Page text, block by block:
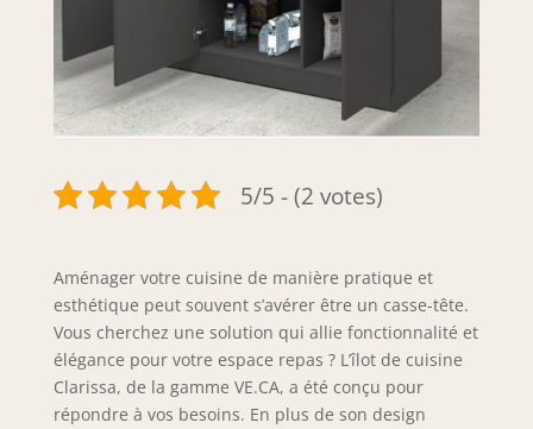
5/5 - (2 votes)
Aménager votre cuisine de manière pratique et
esthétique peut souvent s’avérer être un casse-tête.
Vous cherchez une solution qui allie fonctionnalité et
élégance pour votre espace repas ? L’îlot de cuisine
Clarissa, de la gamme VE.CA, a été conçu pour
répondre à vos besoins. En plus de son design